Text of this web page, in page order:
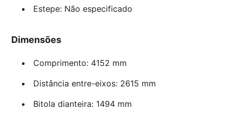
Estepe: Não especificado
Dimensões
Comprimento: 4152 mm
Distância entre-eixos: 2615 mm
Bitola dianteira: 1494 mm